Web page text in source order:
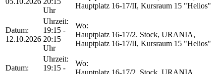
Uhr
Hauptplatz 16-17/II, Kursraum 15 "Helios"
Datum:
12.10.2026
Uhrzeit:
19:15 -
20:15
Uhr
Wo:
Hauptplatz 16-17/2. Stock, URANIA,
Hauptplatz 16-17/II, Kursraum 15 "Helios"
Datum:
Uhrzeit:
19:15 -
Wo:
Hauptplatz 16-17/2. Stock, URANIA,